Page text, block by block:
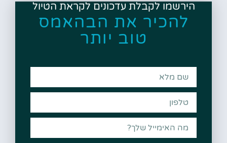
הירשמו לקבלת עדכונים לקראת הטיול
להכיר את הבהאמס
טוב יותר